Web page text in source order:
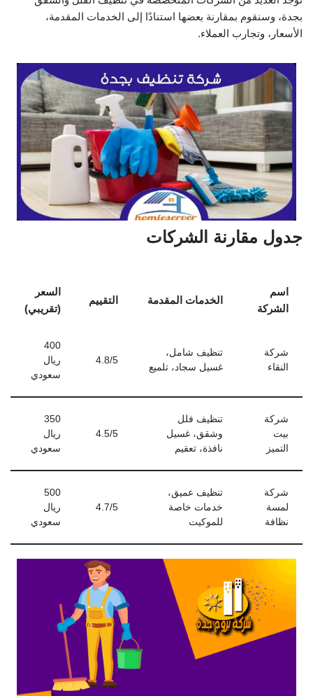
بجدة، وسنقوم بمقارنة بعضها استنادًا إلى الخدمات المقدمة،
الأسعار، وتجارب العملاء.
جدول مقارنة الشركات
اسم
الشركة
الخدمات المقدمة التقييم
السعر
(تقريبي)
شركة
النقاء
تنظيف شامل،
غسيل سجاد، تلميع
4.8/5
400
ريال
سعودي
شركة
بيت
التميز
تنظيف فلل
وشقق، غسيل
نافذة، تعقيم
4.5/5
350
ريال
سعودي
شركة
لمسة
نظافة
تنظيف عميق،
خدمات خاصة
للموكيت
4.7/5
500
ريال
سعودي